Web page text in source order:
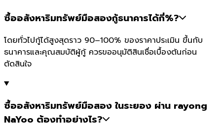
ซื้ออสังหาริมทรัพย์มือสองกู้ธนาคารได้กี่%?
โดยทั่วไปกู้ได้สูงสุดราว 90–100% ของราคาประเมิน ขึ้นกับ
ธนาคารและคุณสมบัติผู้กู้ ควรขออนุมัติสินเชื่อเบื้องต้นก่อน
ตัดสินใจ
ซื้ออสังหาริมทรัพย์มือสอง ในระยอง ผ่าน rayong
NaYoo ต้องทำอย่างไร?